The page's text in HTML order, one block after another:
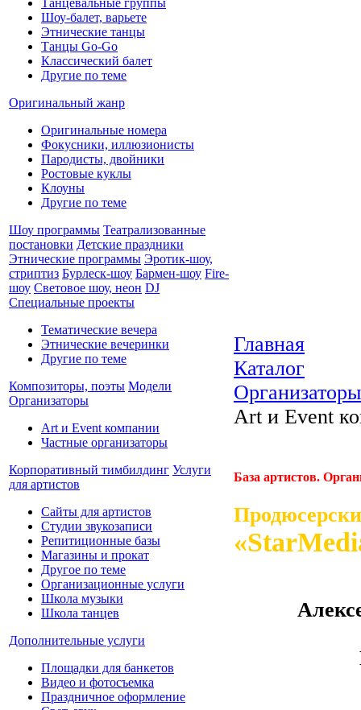
Шоу-балет, варьете
Этнические танцы
Танцы Go-Go
Классический балет
Другие по теме
Оригинальный жанр
Оригинальные номера
Фокусники, иллюзионисты
Пародисты, двойники
Ростовые куклы
Клоуны
Другие по теме
Шоу программы Театрализованные
постановки Детские праздники
Этнические программы Эротик-шоу,
стриптиз Бурлеск-шоу Бармен-шоу Fire-
шоу Световое шоу, неон DJ
Специальные проекты
Тематические вечера
Этнические вечеринки
Другие по теме
Композиторы, поэты Модели
Организаторы
Art и Event компании
Частные организаторы
Корпоративный тимбилдинг Услуги
для артистов
Сайты для артистов
Студии звукозаписи
Репитиционные базы
Магазины и прокат
Другое по теме
Организационные услуги
Школа музыки
Школа танцев
Дополнительные услуги
Площадки для банкетов
Видео и фотосъемка
Праздничное оформление
Главная
Каталог
Организаторы
Art и Event
База артистов.